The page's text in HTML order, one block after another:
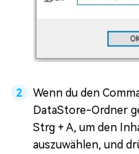
Wenn du den
DataStore-Ordner
Strg + A, um den
auszuwählen, und